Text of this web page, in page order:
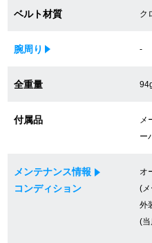
修理依頼をする
修理・メンテンナンスについ
オーバーホールについて
GINZA
ベルト材質 ク
腕周り -
全重量
付属品
メ
ー
メンテナンス情報
コンディション
オ
(
外
(